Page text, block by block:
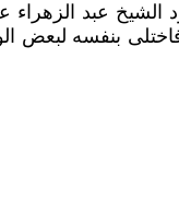
عبد الزهراء